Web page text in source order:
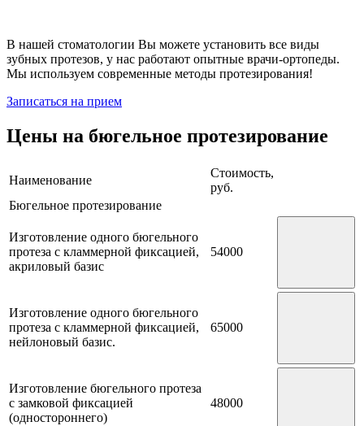
В нашей стоматологии Вы можете установить все виды
зубных протезов, у нас работают опытные врачи-ортопеды.
Мы используем современные методы протезирования!
Записаться на прием
Цены на бюгельное протезирование
Наименование
Стоимость,
руб.
Бюгельное протезирование
Изготовление одного бюгельного
протеза с кламмерной фиксацией,
акриловый базис
54000
Изготовление одного бюгельного
протеза с кламмерной фиксацией,
нейлоновый базис.
65000
Изготовление бюгельного протеза
с замковой фиксацией
(одностороннего)
48000